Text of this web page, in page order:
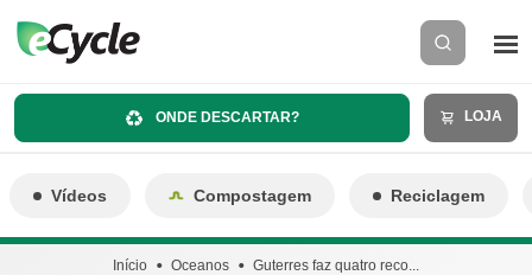
ONDE DESCARTAR? LOJA
Vídeos Compostagem Reciclagem
Início Oceanos Guterres faz quatro reco...